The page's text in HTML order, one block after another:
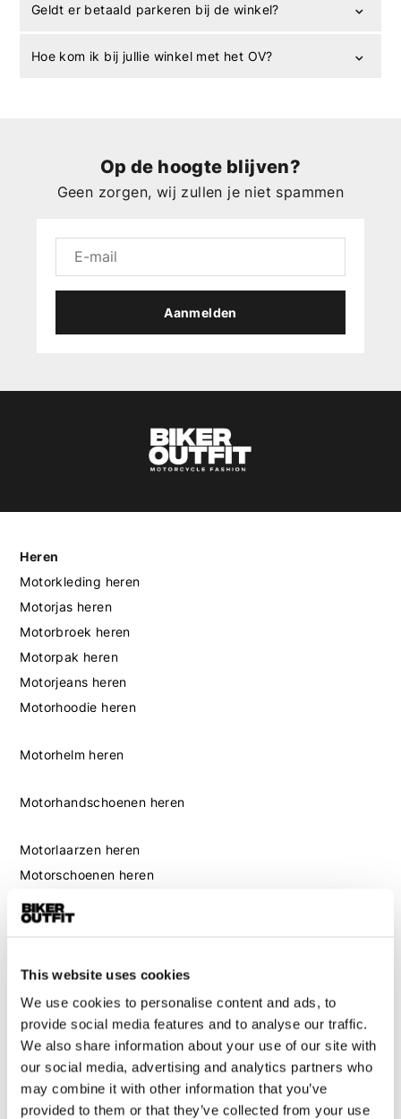
This website uses cookies
We use cookies to personalise content and ads, to
provide social media features and to analyse our traffic.
We also share information about your use of our site with
our social media, advertising and analytics partners who
may combine it with other information that you’ve
provided to them or that they’ve collected from your use
Geldt er betaald parkeren bij de winkel?
Hoe kom ik bij jullie winkel met het OV?
Op de hoogte blijven?
Geen zorgen, wij zullen je niet spammen
Aanmelden
Heren
Motorkleding heren
Motorjas heren
Motorbroek heren
Motorpak heren
Motorjeans heren
Motorhoodie heren
Motorhelm heren
Motorhandschoenen heren
Motorlaarzen heren
Motorschoenen heren
Motorjas dames
Motorbroek dames
Motorpak dames
Motor leggings dames